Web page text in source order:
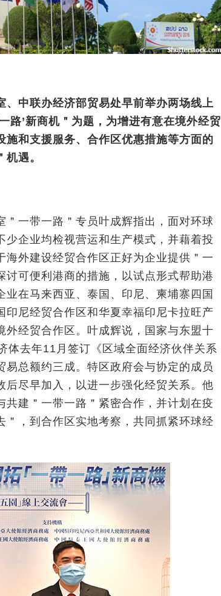
中联办经济部贸易处早前举办两场线上
路’新商机＂为题，为增进有意在境外经贸
和支援服务、合作区优惠措施等方面的
遇。
一带一路＂专员叶成辉指出，面对环球
企业均检视营运和生产模式，并藉着投
外建设经贸合作区正好为企业提供＂一
可便利港商的措施，以试点形式帮助港
在马来西亚、泰国、印尼、柬埔寨四国
尼经贸合作区和华夏幸福印尼卡拉旺产
经贸合作区。叶成辉说，国家与东盟十
体去年11月签订《区域全面经济伙伴关系
总额约三成。特区政府会与协定的成员
尽早加入，以进一步强化经贸关系。他
建＂一带一路＂紧密合作，并计划在疫
，到合作区实地考察，共同抓紧环球经